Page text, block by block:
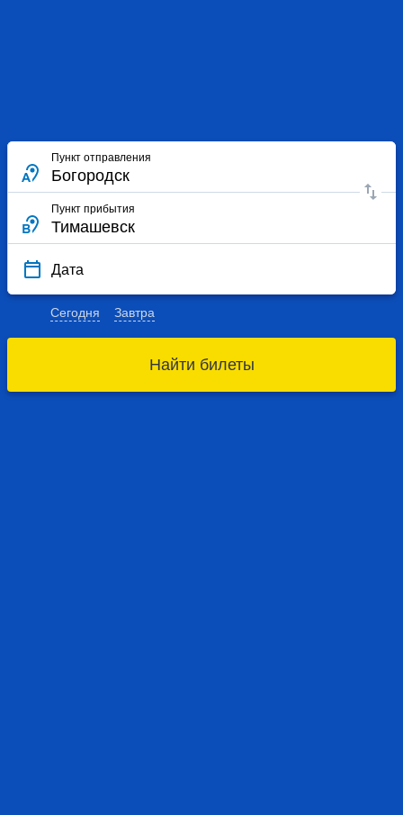
Пункт отправления
Пункт прибытия
Дата
Сегодня Завтра
Найти билеты